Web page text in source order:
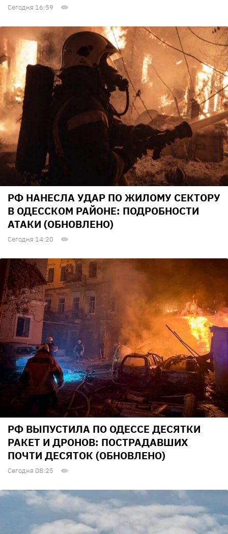
Сегодня 16:59
РФ НАНЕСЛА УДАР ПО ЖИЛОМУ СЕКТОРУ
В ОДЕССКОМ РАЙОНЕ: ПОДРОБНОСТИ
АТАКИ (ОБНОВЛЕНО)
Сегодня 14:20
РФ ВЫПУСТИЛА ПО ОДЕССЕ ДЕСЯТКИ
РАКЕТ И ДРОНОВ: ПОСТРАДАВШИХ
ПОЧТИ ДЕСЯТОК (ОБНОВЛЕНО)
Сегодня 08:25